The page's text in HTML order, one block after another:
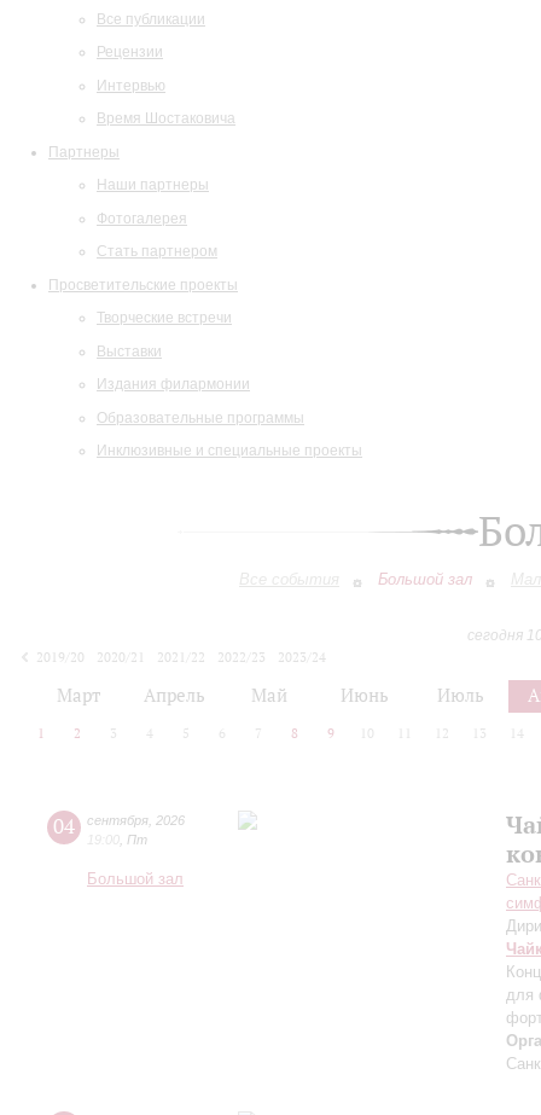
Все публикации
Рецензии
Интервью
Время Шостаковича
Партнеры
Наши партнеры
Фотогалерея
Стать партнером
Просветительские проекты
Творческие встречи
Выставки
Издания филармонии
Образовательные программы
Инклюзивные и специальные проекты
Все события Большой зал
сегодня
2019/20
2020/21 2021/22 2022/23
2023/24
Март Апрель Май Июнь Июль
1 2 3 4 5 6 7 8 9 10 12 13 14
04 сентября 2026
19:00 Пт
Большой зал
для